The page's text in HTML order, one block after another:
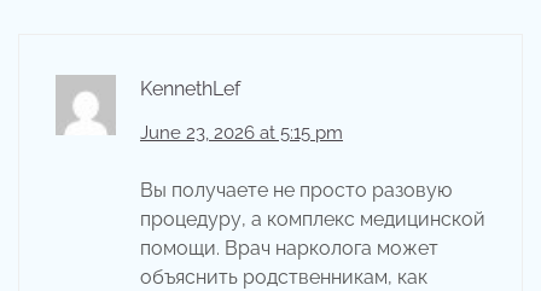
KennethLef
June 23, 2026 at 5:15 pm
Вы получаете не просто разовую
процедуру, а комплекс медицинской
помощи. Врач нарколога может
объяснить родственникам, как